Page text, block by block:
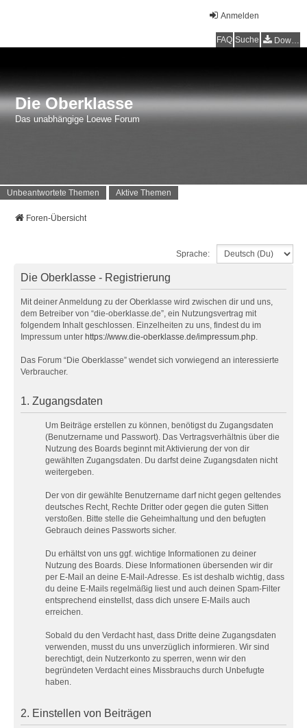
Anmelden
FAQ Suche Downloads
Die Oberklasse
Das unabhängige Loewe Forum
Unbeantwortete Themen Aktive Themen
Foren-Übersicht
Sprache:
Die Oberklasse - Registrierung
Mit deiner Anmeldung zu der Oberklasse wird zwischen dir und uns,
dem Betreiber von “die-oberklasse.de”, ein Nutzungsvertrag mit
folgendem Inhalt geschlossen. Einzelheiten zu uns, findest du im
Impressum unter https://www.die-oberklasse.de/impressum.php.
Das Forum “Die Oberklasse” wendet sich vorwiegend an interessierte
Verbraucher.
1. Zugangsdaten
Um Beiträge erstellen zu können, benötigst du Zugangsdaten
(Benutzername und Passwort). Das Vertragsverhältnis über die
Nutzung des Boards beginnt mit Aktivierung der von dir
gewählten Zugangsdaten. Du darfst deine Zugangsdaten nicht
weitergeben.
Der von dir gewählte Benutzername darf nicht gegen geltendes
deutsches Recht, Rechte Dritter oder gegen die guten Sitten
verstoßen. Bitte stelle die Geheimhaltung und den befugten
Gebrauch deines Passworts sicher.
Du erhältst von uns ggf. wichtige Informationen zu deiner
Nutzung des Boards. Diese Informationen übersenden wir dir
per E-Mail an deine E-Mail-Adresse. Es ist deshalb wichtig, dass
du deine E-Mails regelmäßig liest und auch deinen Spam-Filter
entsprechend einstellst, dass dich unsere E-Mails auch
erreichen.
Sobald du den Verdacht hast, dass Dritte deine Zugangsdaten
verwenden, musst du uns unverzüglich informieren. Wir sind
berechtigt, dein Nutzerkonto zu sperren, wenn wir den
begründeten Verdacht eines Missbrauchs durch Unbefugte
haben.
2. Einstellen von Beiträgen